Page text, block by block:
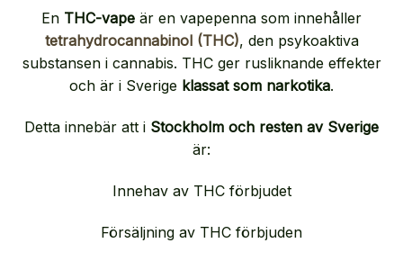
En THC-vape är en vapepenna som innehåller
tetrahydrocannabinol (THC), den psykoaktiva
substansen i cannabis. THC ger rusliknande effekter
och är i Sverige klassat som narkotika.
Detta innebär att i Stockholm och resten av Sverige
är:
Innehav av THC förbjudet
Försäljning av THC förbjuden